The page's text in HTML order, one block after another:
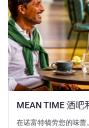
MEAN TIME 酒吧
在诺富特犒劳您的味